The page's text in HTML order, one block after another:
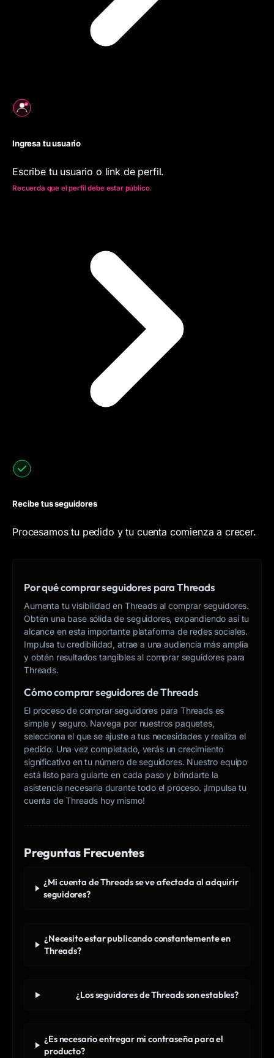
Ingresa tu usuario
Escribe tu usuario o link de perfil.
Recuerda que el perfil debe estar público.
Recibe tus seguidores
Procesamos tu pedido y tu cuenta comienza a crecer.
Por qué comprar seguidores para Threads
Aumenta tu visibilidad en Threads al comprar seguidores.
Obtén una base sólida de seguidores, expandiendo así tu
alcance en esta importante plataforma de redes sociales.
Impulsa tu credibilidad, atrae a una audiencia más amplia
y obtén resultados tangibles al comprar seguidores para
Threads.
Cómo comprar seguidores de Threads
El proceso de comprar seguidores para Threads es
simple y seguro. Navega por nuestros paquetes,
selecciona el que se ajuste a tus necesidades y realiza el
pedido. Una vez completado, verás un crecimiento
significativo en tu número de seguidores. Nuestro equipo
está listo para guiarte en cada paso y brindarte la
asistencia necesaria durante todo el proceso. ¡Impulsa tu
cuenta de Threads hoy mismo!
Preguntas Frecuentes
¿Mi cuenta de Threads se ve afectada al adquirir
seguidores?
¿Necesito estar publicando constantemente en
Threads?
¿Los seguidores de Threads son estables?
¿Es necesario entregar mi contraseña para el
producto?